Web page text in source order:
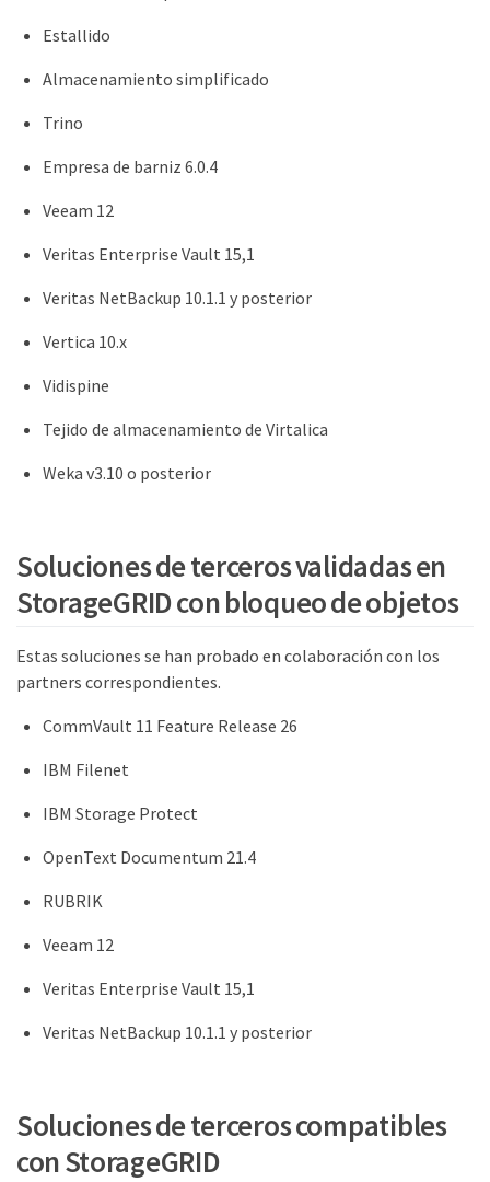
Estallido
Almacenamiento simplificado
Trino
Empresa de barniz 6.0.4
Veeam 12
Veritas Enterprise Vault 15,1
Veritas NetBackup 10.1.1 y posterior
Vertica 10.x
Vidispine
Tejido de almacenamiento de Virtalica
Weka v3.10 o posterior
Soluciones de terceros validadas en
StorageGRID con bloqueo de objetos
Estas soluciones se han probado en colaboración con los
partners correspondientes.
CommVault 11 Feature Release 26
IBM Filenet
IBM Storage Protect
OpenText Documentum 21.4
RUBRIK
Veeam 12
Veritas Enterprise Vault 15,1
Veritas NetBackup 10.1.1 y posterior
Soluciones de terceros compatibles
con StorageGRID